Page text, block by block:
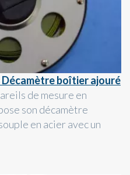
boîtier ajouré
de mesure en
son décamètre
en acier avec un